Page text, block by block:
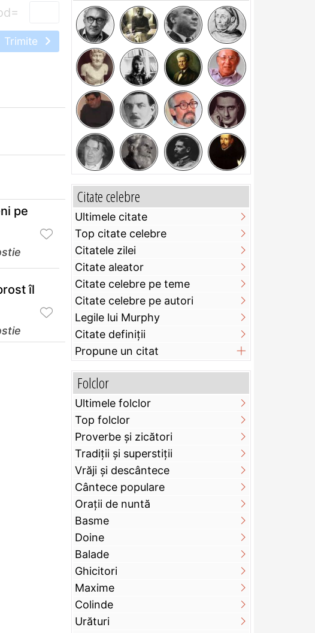
=
Trimite
pe
îl
Citate celebre
Ultimele citate
Top citate celebre
Citatele zilei
Citate aleator
Citate celebre pe teme
Citate celebre pe autori
Legile lui Murphy
Citate definiţii
Propune un citat
Folclor
Ultimele folclor
Top folclor
Proverbe și zicători
Tradiții și superstiții
Vrăji și descântece
Cântece populare
Orații de nuntă
Basme
Doine
Balade
Ghicitori
Maxime
Colinde
Urături